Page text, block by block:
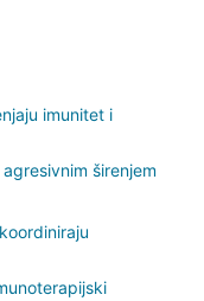
imunitet i
širenjem